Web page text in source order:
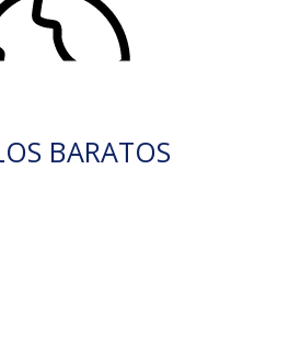
BARATOS